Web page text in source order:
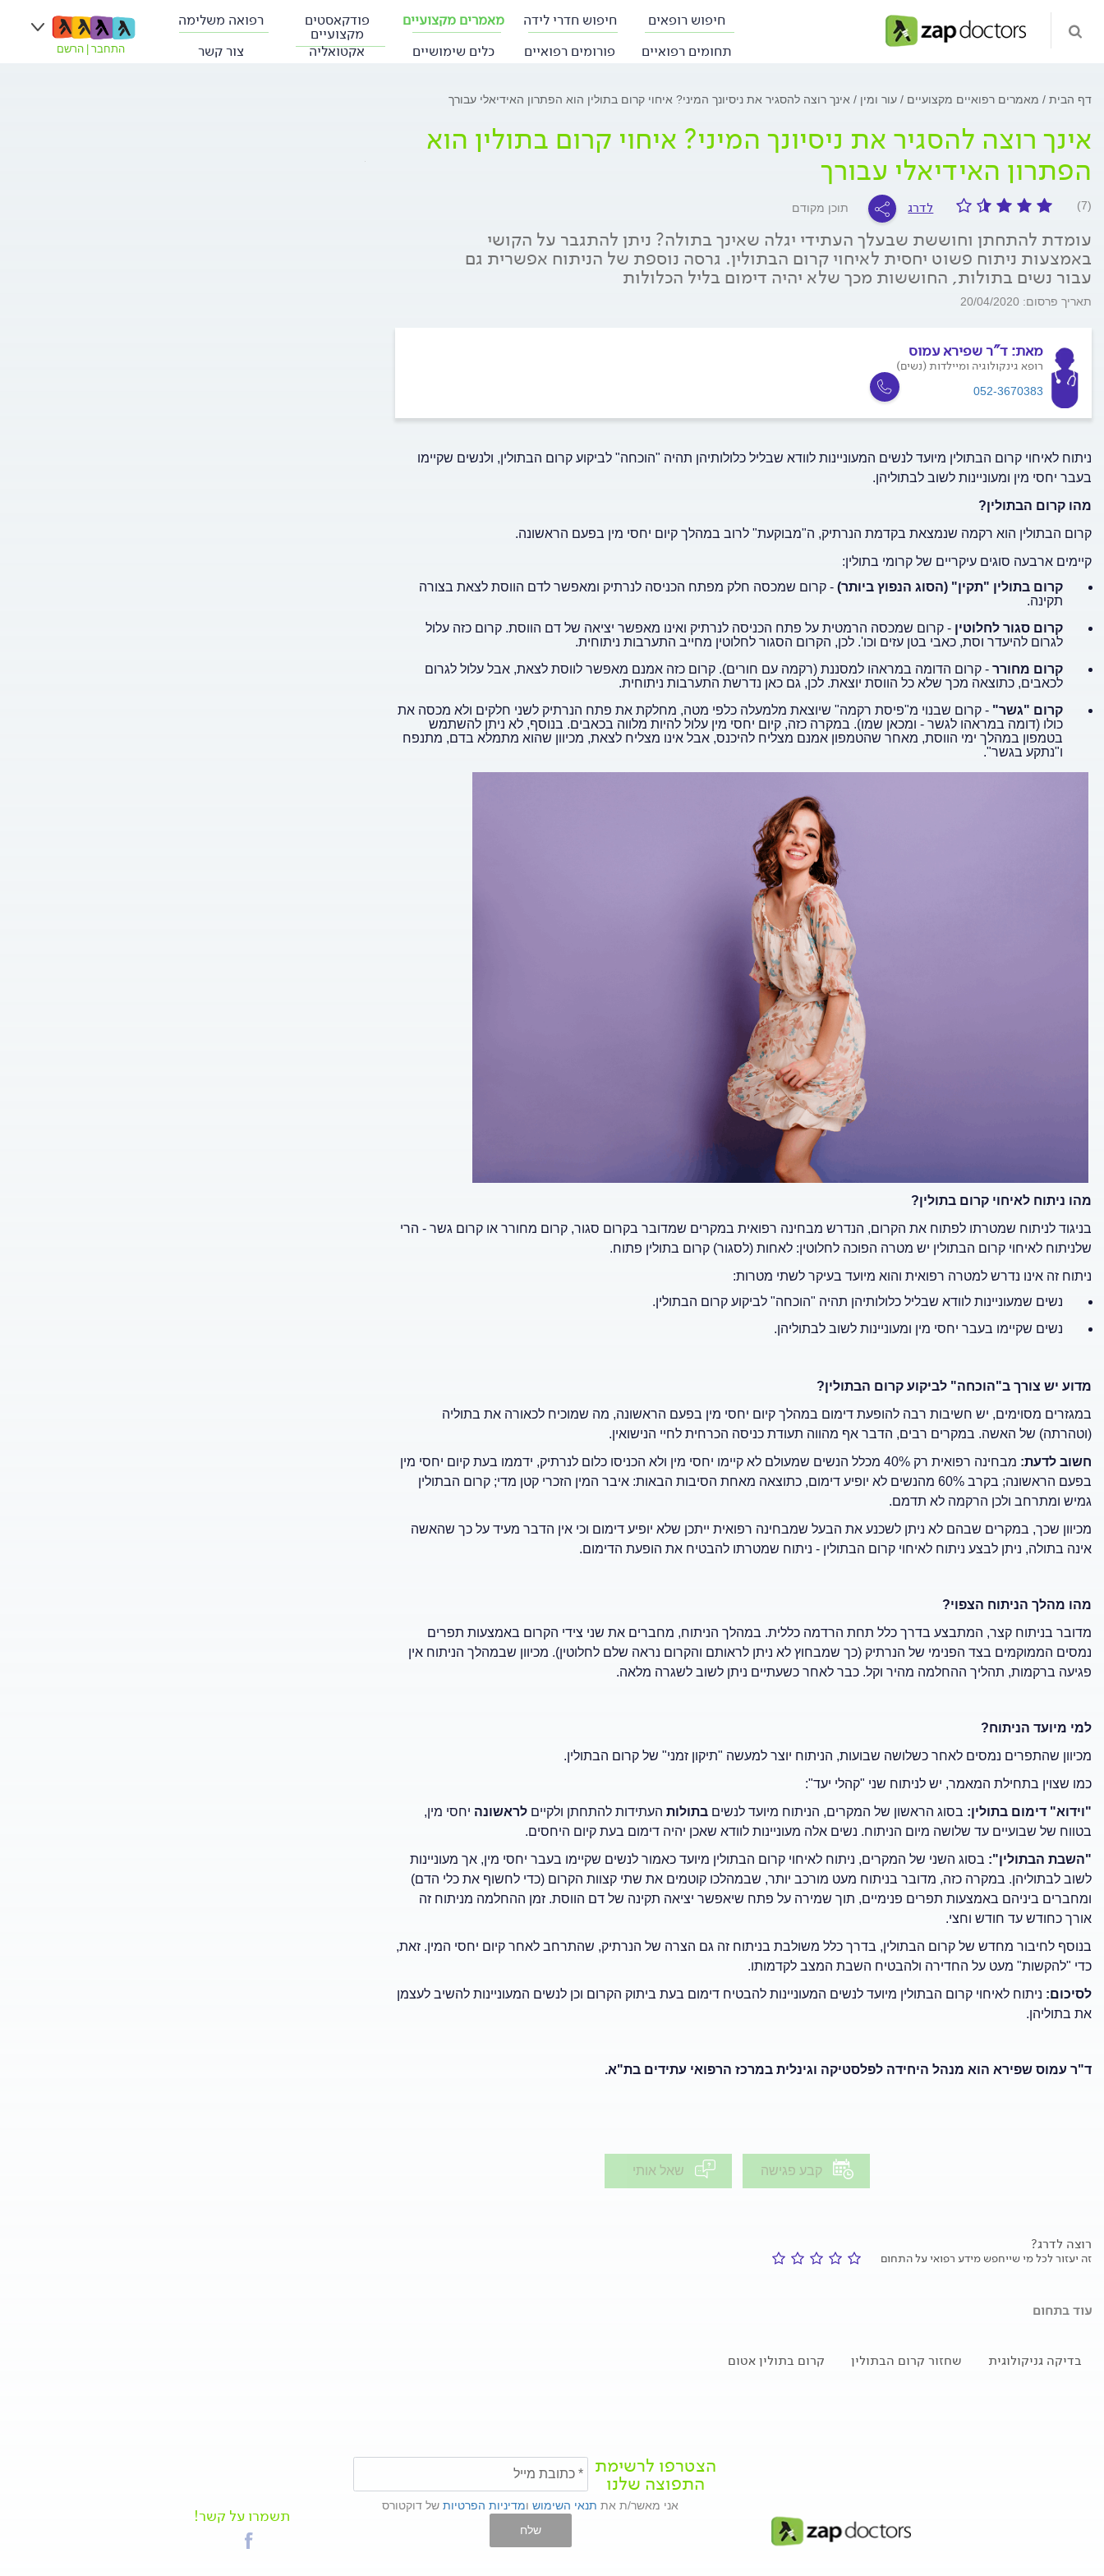
חיפוש רופאים חיפוש חדרי לידה מאמרים מקצועיים פודקאסטים
מקצועיים
רפואה משלימה
תחומים רפואיים
פורומים רפואיים כלים שימושיים אקטואליה צור קשר התחבר הרשם
דף הבית מאמרים רפואיים מקצועיים עור ומין אינך רוצה להסגיר את ניסיונך המיני? איחוי קרום בתולין הוא הפתרון האידיאלי עבורך
אינך רוצה להסגיר את ניסיונך המיני? איחוי קרום בתולין הוא
הפתרון האידיאלי עבורך
(7) לדרג תוכן מקודם
עומדת להתחתן וחוששת שבעלך העתידי יגלה שאינך בתולה? ניתן להתגבר על הקושי
באמצעות ניתוח פשוט יחסית לאיחוי קרום הבתולין. גרסה נוספת של הניתוח אפשרית גם
עבור נשים בתולות, החוששות מכך שלא יהיה דימום בליל הכלולות
תאריך פרסום: 20/04/2020
מאת: ד"ר שפירא עמוס
רופא גינקולוגיה ומיילדות (נשים)
052-3670383
ניתוח לאיחוי קרום הבתולין מיועד לנשים המעוניינות לוודא שבליל כלולותיהן תהיה "הוכחה" לביקוע קרום הבתולין, ולנשים שקיימו
בעבר יחסי מין ומעוניינות לשוב לבתוליהן.
מהו קרום הבתולין?
קרום הבתולין הוא רקמה שנמצאת בקדמת הנרתיק, ה"מבוקעת" לרוב במהלך קיום יחסי מין בפעם הראשונה.
קיימים ארבעה סוגים עיקריים של קרומי בתולין:
קרום בתולין "תקין" (הסוג הנפוץ ביותר) - קרום שמכסה חלק מפתח הכניסה לנרתיק ומאפשר לדם הווסת לצאת בצורה
תקינה.
קרום סגור לחלוטין - קרום שמכסה הרמטית על פתח הכניסה לנרתיק ואינו מאפשר יציאה של דם הווסת. קרום כזה עלול
לגרום להיעדר וסת, כאבי בטן עזים וכו'. לכן, הקרום הסגור לחלוטין מחייב התערבות ניתוחית.
קרום מחורר - קרום הדומה במראהו למסננת (רקמה עם חורים). קרום כזה אמנם מאפשר לווסת לצאת, אבל עלול לגרום
לכאבים, כתוצאה מכך שלא כל הווסת יוצאת. לכן, גם כאן נדרשת התערבות ניתוחית.
קרום "גשר" - קרום שבנוי מ"פיסת רקמה" שיוצאת מלמעלה כלפי מטה, מחלקת את פתח הנרתיק לשני חלקים ולא מכסה את
כולו (דומה במראהו לגשר - ומכאן שמו). במקרה כזה, קיום יחסי מין עלול להיות מלווה בכאבים. בנוסף, לא ניתן להשתמש
בטמפון במהלך ימי הווסת, מאחר שהטמפון אמנם מצליח להיכנס, אבל אינו מצליח לצאת, מכיוון שהוא מתמלא בדם, מתנפח
ו"נתקע בגשר".
מהו ניתוח לאיחוי קרום בתולין?
בניגוד לניתוח שמטרתו לפתוח את הקרום, הנדרש מבחינה רפואית במקרים שמדובר בקרום סגור, קרום מחורר או קרום גשר - הרי
שלניתוח לאיחוי קרום הבתולין יש מטרה הפוכה לחלוטין: לאחות (לסגור) קרום בתולין פתוח.
ניתוח זה אינו נדרש למטרה רפואית והוא מיועד בעיקר לשתי מטרות:
נשים שמעוניינות לוודא שבליל כלולותיהן תהיה "הוכחה" לביקוע קרום הבתולין.
נשים שקיימו בעבר יחסי מין ומעוניינות לשוב לבתוליהן.
מדוע יש צורך ב"הוכחה" לביקוע קרום הבתולין?
במגזרים מסוימים, יש חשיבות רבה להופעת דימום במהלך קיום יחסי מין בפעם הראשונה, מה שמוכיח לכאורה את בתוליה
(וטהרתה) של האשה. במקרים רבים, הדבר אף מהווה תעודת כניסה הכרחית לחיי הנישואין.
חשוב לדעת:
מבחינה רפואית רק 40% מכלל הנשים שמעולם לא קיימו יחסי מין ולא הכניסו כלום לנרתיק, ידממו בעת קיום יחסי מין
בפעם הראשונה; בקרב 60% מהנשים לא יופיע דימום, כתוצאה מאחת הסיבות הבאות: איבר המין הזכרי קטן מדי; קרום הבתולין
גמיש ומתרחב ולכן הרקמה לא תדמם.
מכיוון שכך, במקרים שבהם לא ניתן לשכנע את הבעל שמבחינה רפואית ייתכן שלא יופיע דימום וכי אין הדבר מעיד על כך שהאשה
אינה בתולה, ניתן לבצע ניתוח לאיחוי קרום הבתולין - ניתוח שמטרתו להבטיח את הופעת הדימום.
מהו מהלך הניתוח הצפוי?
מדובר בניתוח קצר, המתבצע בדרך כלל תחת הרדמה כללית. במהלך הניתוח, מחברים את שני צידי הקרום באמצעות תפרים
נמסים הממוקמים בצד הפנימי של הנרתיק (כך שמבחוץ לא ניתן לראותם והקרום נראה שלם לחלוטין). מכיוון שבמהלך הניתוח אין
פגיעה ברקמות, תהליך ההחלמה מהיר וקל. כבר לאחר כשעתיים ניתן לשוב לשגרה מלאה.
למי מיועד הניתוח?
מכיוון שהתפרים נמסים לאחר כשלושה שבועות, הניתוח יוצר למעשה "תיקון זמני" של קרום הבתולין.
כמו שצוין בתחילת המאמר, יש לניתוח שני "קהלי יעד":
"וידוא" דימום בתולין: בסוג הראשון של המקרים, הניתוח מיועד לנשים בתולות העתידות להתחתן ולקיים לראשונה יחסי מין,
בטווח של שבועיים עד שלושה מיום הניתוח. נשים אלה מעוניינות לוודא שאכן יהיה דימום בעת קיום היחסים.
"השבת הבתולין": בסוג השני של המקרים, ניתוח לאיחוי קרום הבתולין מיועד כאמור לנשים שקיימו בעבר יחסי מין, אך מעוניינות
לשוב לבתוליהן. במקרה כזה, מדובר בניתוח מעט מורכב יותר, שבמהלכו קוטמים את שתי קצוות הקרום (כדי לחשוף את כלי הדם)
ומחברים ביניהם באמצעות תפרים פנימיים, תוך שמירה על פתח שיאפשר יציאה תקינה של דם הווסת. זמן ההחלמה מניתוח זה
אורך כחודש עד חודש וחצי.
בנוסף לחיבור מחדש של קרום הבתולין, בדרך כלל משולבת בניתוח זה גם הצרה של הנרתיק, שהתרחב לאחר קיום יחסי המין. זאת,
כדי "להקשות" מעט על החדירה ולהבטיח השבת המצב לקדמותו.
לסיכום: ניתוח לאיחוי קרום הבתולין מיועד לנשים המעוניינות להבטיח דימום בעת ביתוק הקרום וכן לנשים המעוניינות להשיב לעצמן
את בתוליהן.
ד"ר עמוס שפירא הוא מנהל היחידה לפלסטיקה וגינלית במרכז הרפואי עתידים בת"א.
קבע פגישה שאל אותי
רוצה לדרג?
זה יעזור לכל מי שייחפש מידע רפואי על התחום
עוד בתחום
בדיקה גניקולוגית שחזור קרום הבתולין קרום בתולין אטום
הצטרפו לרשימת
התפוצה שלנו
אני מאשר/ת את תנאי השימוש ומדיניות הפרטיות של דוקטורס
שלח
תשמרו על קשר!